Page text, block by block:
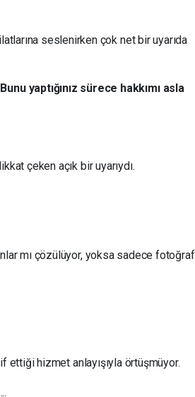
seslenirken çok net bir uyarıda
yaptığınız sürece hakkımı asla
çeken açık bir uyarıydı.
mı çözülüyor, yoksa sadece fotoğraf
ettiği hizmet anlayışıyla örtüşmüyor.